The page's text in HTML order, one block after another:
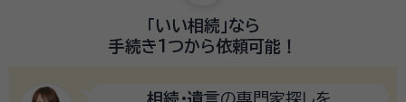
「いい相続」なら
手続き1つから依頼可能！
相続・遺言の専門家探しを